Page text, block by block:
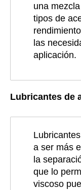
una
tipos de
las
aplicación.
Lubricantes de
a ser más
la
que lo
viscoso